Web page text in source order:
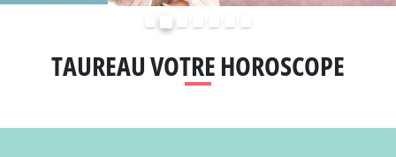
TAUREAU VOTRE HOROSCOPE